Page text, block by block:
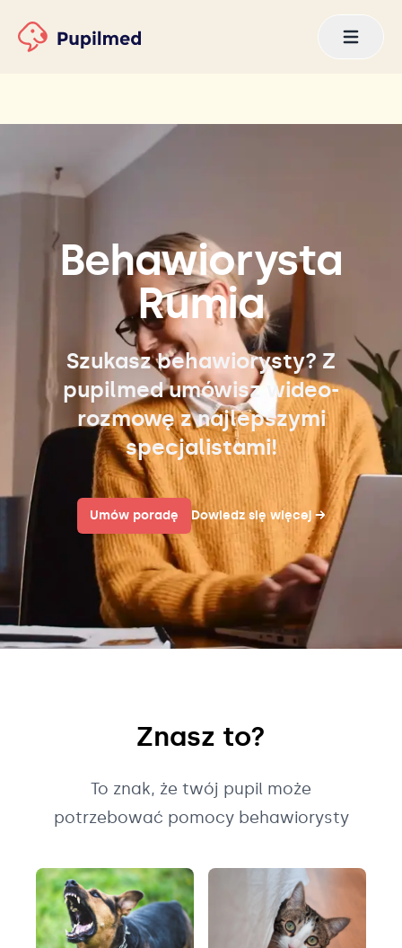
Behawiorysta
Rumia
Szukasz behawiorysty? Z
pupilmed umówisz wideo-
rozmowę z najlepszymi
specjalistami!
Umów poradę Dowiedz się więcej →
Znasz to?
To znak, że twój pupil może
potrzebować pomocy behawiorysty